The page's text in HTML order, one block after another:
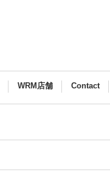
WRM店舗 Contact